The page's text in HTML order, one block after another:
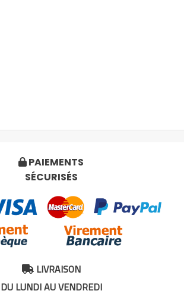
 PAIEMENTS
SÉCURISÉS
LIVRAISON
DU LUNDI AU VENDREDI